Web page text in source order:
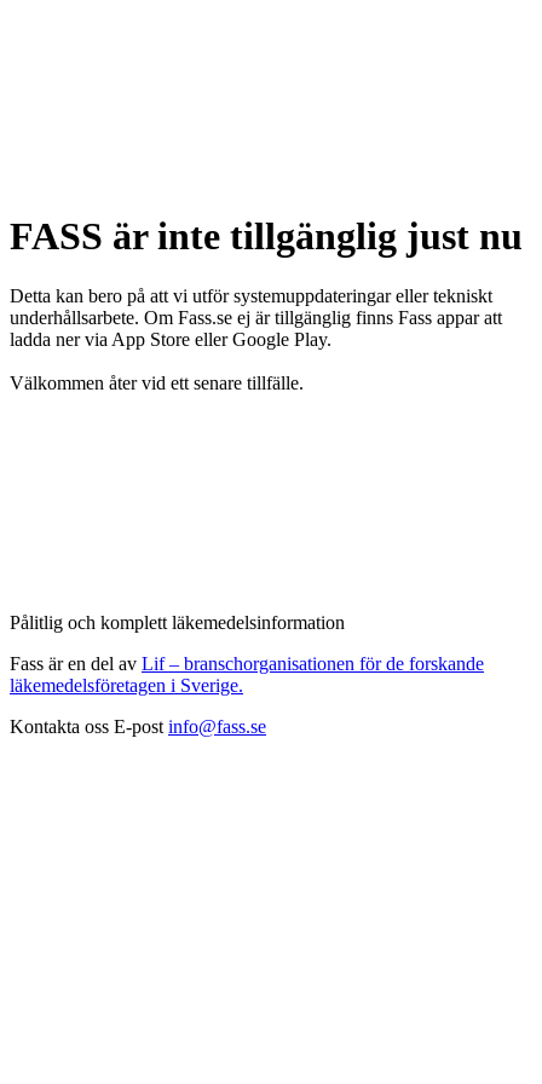
FASS är inte tillgänglig just nu
Detta kan bero på att vi utför systemuppdateringar eller tekniskt
underhållsarbete. Om Fass.se ej är tillgänglig finns Fass appar att
ladda ner via App Store eller Google Play.
Välkommen åter vid ett senare tillfälle.
Pålitlig och komplett läkemedelsinformation
Fass är en del av Lif – branschorganisationen för de forskande
läkemedelsföretagen i Sverige.
Kontakta oss E-post info@fass.se